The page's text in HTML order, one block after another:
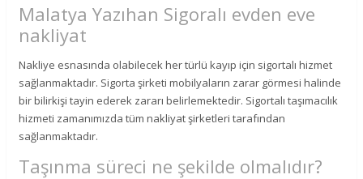
Malatya Yazıhan Sigoralı evden eve
nakliyat
Nakliye esnasında olabilecek her türlü kayıp için sigortalı hizmet
sağlanmaktadır. Sigorta şirketi mobilyaların zarar görmesi halinde
bir bilirkişi tayin ederek zararı belirlemektedir. Sigortalı taşımacılık
hizmeti zamanımızda tüm nakliyat şirketleri tarafından
sağlanmaktadır.
Taşınma süreci ne şekilde olmalıdır?